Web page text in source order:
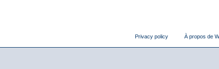
Privacy policy À propos de